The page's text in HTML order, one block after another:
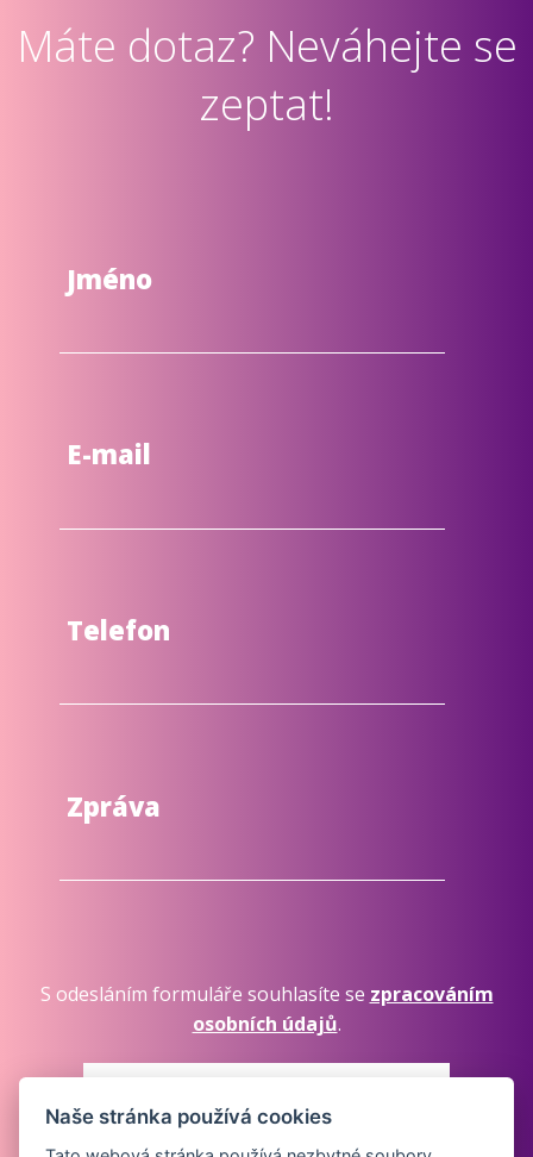
Máte dotaz? Neváhejte se
zeptat!
Jméno
E-mail
Telefon
Zpráva
S odesláním formuláře souhlasíte se zpracováním
osobních údajů.
Naše stránka používá cookies